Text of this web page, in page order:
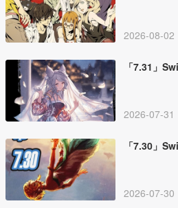
2026-08-02
「7.31」
2026-07-31
「7.30」
2026-07-30